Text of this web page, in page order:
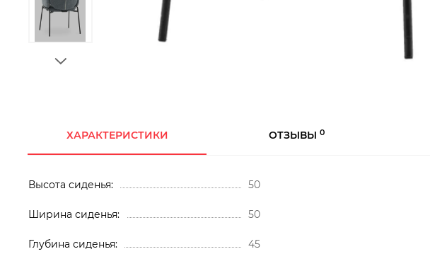
ХАРАКТЕРИСТИКИ ОТЗЫВЫ 0
Высота сиденья 50
Ширина сиденья 50
Глубина сиденья 45